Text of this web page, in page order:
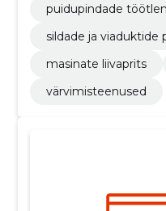
puidupindade
sildade ja viaduktide
masinate liivaprits
värvimisteenused